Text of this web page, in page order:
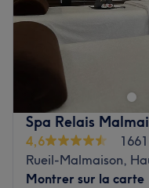
Spa Relais
4,6
Rueil-Malmaison,
Montrer sur la carte